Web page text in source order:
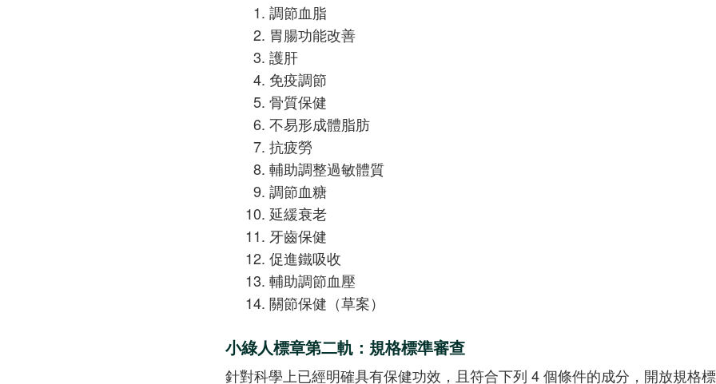
調節血脂
胃腸功能改善
護肝
免疫調節
骨質保健
不易形成體脂肪
抗疲勞
輔助調整過敏體質
調節血糖
延緩衰老
牙齒保健
促進鐵吸收
輔助調節血壓
關節保健（草案）
小綠人標章第二軌：規格標準審查
針對科學上已經明確具有保健功效，且符合下列 4 個條件的成分，開放規格